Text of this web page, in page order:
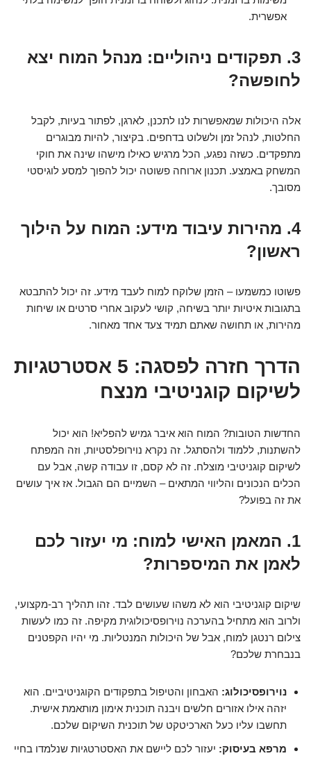
אפשרית.
3. תפקודים ניהוליים: מנהל המוח יצא
לחופשה?
אלה היכולות שמאפשרות לנו לתכנן, לארגן, לפתור בעיות, לקבל
החלטות, לנהל זמן ולשלוט בדחפים. בקיצור, להיות מבוגרים
מתפקדים. כשזה נפגע, הכל מרגיש כאילו מישהו שינה את חוקי
המשחק באמצע. תכנון ארוחה פשוטה יכול להפוך למסע לוגיסטי
מסובך.
4. מהירות עיבוד מידע: המוח על הילוך
ראשון?
פשוטו כמשמעו – הזמן שלוקח למוח לעבד מידע. זה יכול להתבטא
בתגובות איטיות יותר בשיחה, קושי לעקוב אחרי סרטים או שיחות
מהירות, או תחושה שאתם תמיד צעד אחד מאחור.
הדרך חזרה לפסגה: 5 אסטרטגיות
לשיקום קוגניטיבי מנצח
החדשות הטובות? המוח הוא איבר גמיש להפליא! הוא יכול
להשתנות, ללמוד ולהסתגל. זה נקרא נוירופלסטיות, וזה המפתח
לשיקום קוגניטיבי מוצלח. זה לא קסם, זו עבודה קשה, אבל עם
הכלים הנכונים והליווי המתאים – השמיים הם הגבול. אז איך עושים
את זה בפועל?
1. המאמן האישי למוח: מי יעזור לכם
לאמן את המיספרות?
שיקום קוגניטיבי הוא לא משהו שעושים לבד. זהו תהליך רב-מקצועי,
ולרוב הוא מתחיל בהערכה נוירופסיכולוגית מקיפה. זה כמו לעשות
צילום רנטגן למוח, אבל של היכולות המנטליות. מי יהיו הקפטנים
בנבחרת שלכם?
נוירופסיכולוג: האבחון והטיפול בתפקודים הקוגניטיביים. הוא
יזהה אילו אזורים חלשים ויבנה תוכנית אימון מותאמת אישית.
תחשבו עליו כעל הארכיטקט של תוכנית השיקום שלכם.
מרפא בעיסוק: יעזור לכם ליישם את האסטרטגיות שנלמדו בחיי